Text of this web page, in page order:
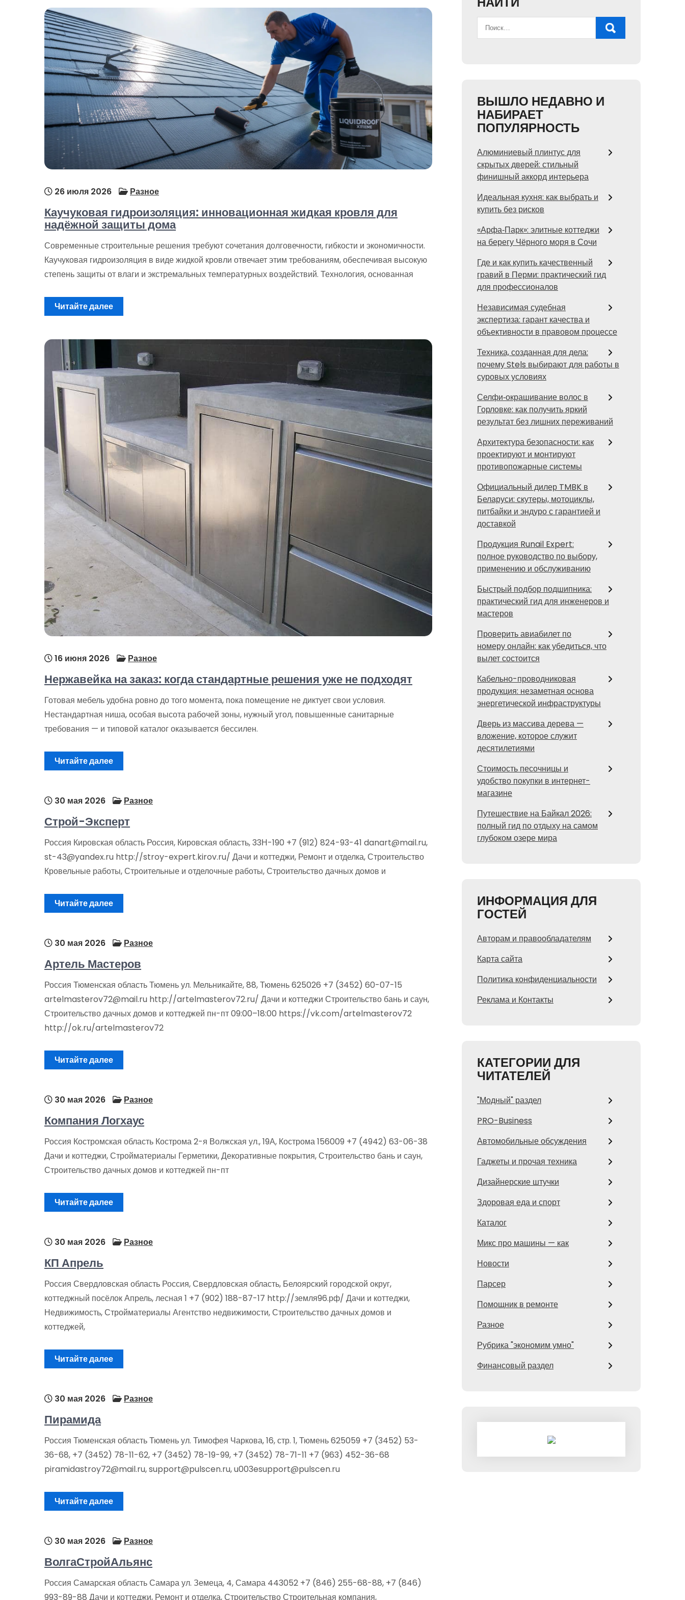
26 июля 2026 Разное
Каучуковая гидроизоляция: инновационная жидкая кровля для
надёжной защиты дома
Современные строительные решения требуют сочетания долговечности, гибкости и экономичности.
Каучуковая гидроизоляция в виде жидкой кровли отвечает этим требованиям, обеспечивая высокую
степень защиты от влаги и экстремальных температурных воздействий. Технология, основанная
Читайте далее
16 июня 2026 Разное
Нержавейка на заказ: когда стандартные решения уже не подходят
Готовая мебель удобна ровно до того момента, пока помещение не диктует свои условия.
Нестандартная ниша, особая высота рабочей зоны, нужный угол, повышенные санитарные
требования — и типовой каталог оказывается бессилен.
Читайте далее
30 мая 2026 Разное
Строй-Эксперт
Россия Кировская область Россия, Кировская область, 33Н-190 +7 (912) 824-93-41 danart@mail.ru,
st-43@yandex.ru http://stroy-expert.kirov.ru/ Дачи и коттеджи, Ремонт и отделка, Строительство
Кровельные работы, Строительные и отделочные работы, Строительство дачных домов и
Читайте далее
30 мая 2026 Разное
Артель Мастеров
Россия Тюменская область Тюмень ул. Мельникайте, 88, Тюмень 625026 +7 (3452) 60-07-15
artelmasterov72@mail.ru http://artelmasterov72.ru/ Дачи и коттеджи Строительство бань и саун,
Строительство дачных домов и коттеджей пн-пт 09:00–18:00 https://vk.com/artelmasterov72
http://ok.ru/artelmasterov72
Читайте далее
30 мая 2026 Разное
Компания Логхаус
Россия Костромская область Кострома 2-я Волжская ул., 19А, Кострома 156009 +7 (4942) 63-06-38
Дачи и коттеджи, Стройматериалы Герметики, Декоративные покрытия, Строительство бань и саун,
Строительство дачных домов и коттеджей пн-пт
Читайте далее
30 мая 2026 Разное
КП Апрель
Россия Свердловская область Россия, Свердловская область, Белоярский городской округ,
коттеджный посёлок Апрель, лесная 1 +7 (902) 188-87-17 http://земля96.рф/ Дачи и коттеджи,
Недвижимость, Стройматериалы Агентство недвижимости, Строительство дачных домов и
коттеджей,
Читайте далее
30 мая 2026 Разное
Пирамида
Россия Тюменская область Тюмень ул. Тимофея Чаркова, 16, стр. 1, Тюмень 625059 +7 (3452) 53-
36-68, +7 (3452) 78-11-62, +7 (3452) 78-19-99, +7 (3452) 78-71-11 +7 (963) 452-36-68
piramidastroy72@mail.ru, support@pulscen.ru, u003esupport@pulscen.ru
Читайте далее
30 мая 2026 Разное
ВолгаСтройАльянс
Россия Самарская область Самара ул. Земеца, 4, Самара 443052 +7 (846) 255-68-88, +7 (846)
993-89-88 Дачи и коттеджи, Ремонт и отделка, Строительство Строительная компания,
ВЫШЛО НЕДАВНО И
НАБИРАЕТ
ПОПУЛЯРНОСТЬ
Алюминиевый плинтус для
скрытых дверей: стильный
финишный аккорд интерьера
Идеальная кухня: как выбрать и
купить без рисков
«Арфа‑Парк»: элитные коттеджи
на берегу Чёрного моря в Сочи
Где и как купить качественный
гравий в Перми: практический гид
для профессионалов
Независимая судебная
экспертиза: гарант качества и
объективности в правовом процессе
Техника, созданная для дела:
почему Stels выбирают для работы в
суровых условиях
Селфи‑окрашивание волос в
Горловке: как получить яркий
результат без лишних переживаний
Архитектура безопасности: как
проектируют и монтируют
противопожарные системы
Официальный дилер TMBK в
Беларуси: скутеры, мотоциклы,
питбайки и эндуро с гарантией и
доставкой
Продукция Runail Expert:
полное руководство по выбору,
применению и обслуживанию
Быстрый подбор подшипника:
практический гид для инженеров и
мастеров
Проверить авиабилет по
номеру онлайн: как убедиться, что
вылет состоится
Кабельно-проводниковая
продукция: незаметная основа
энергетической инфраструктуры
Дверь из массива дерева —
вложение, которое служит
десятилетиями
Стоимость песочницы и
удобство покупки в интернет-
магазине
Путешествие на Байкал 2026:
полный гид по отдыху на самом
глубоком озере мира
ИНФОРМАЦИЯ ДЛЯ
ГОСТЕЙ
Авторам и правообладателям
Карта сайта
Политика конфиденциальности
Реклама и Контакты
КАТЕГОРИИ ДЛЯ
ЧИТАТЕЛЕЙ
"Модный" раздел
PRO-Business
Автомобильные обсуждения
Гаджеты и прочая техника
Дизайнерские штучки
Здоровая еда и спорт
Каталог
Микс про машины — как
Новости
Парсер
Помощник в ремонте
Разное
Рубрика "экономим умно"
Финансовый раздел